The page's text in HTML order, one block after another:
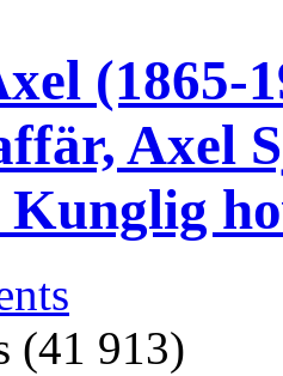
(1865-
Axel
Kunglig
(41 913)